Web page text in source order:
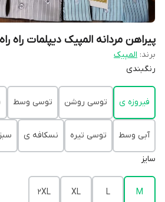
پیراهن مردانه المپیک دیپلمات راه
برند: المپیک
رنگبندی
فیروزه ی توسی روشن توسی وسط
آبی وسط توسی تیره نسکافه ی
سایز
M
L
XL
2XL